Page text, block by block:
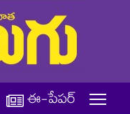
ఈ-పేపర్